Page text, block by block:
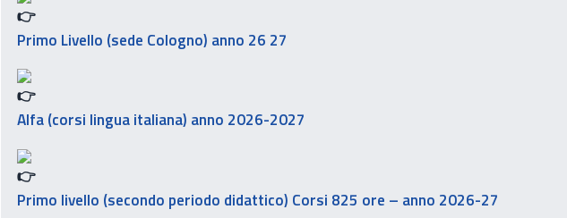
Primo Livello (sede Cologno) anno 26 27
Alfa (corsi lingua italiana) anno 2026-2027
Primo livello (secondo periodo didattico) Corsi 825 ore – anno 2026-27